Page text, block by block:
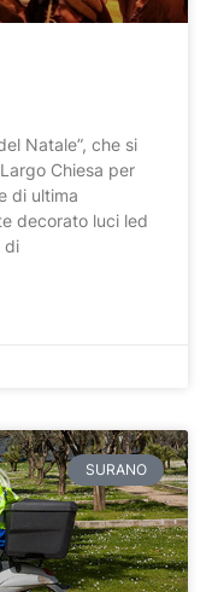
Natale”, che si
Chiesa per
di ultima
decorato luci led
di
SURANO